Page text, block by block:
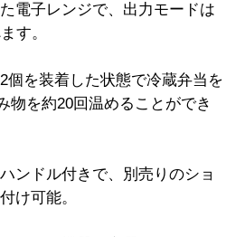
電子レンジで、出力モードは
す。
を装着した状態で冷蔵弁当を
物を約20回温めることができ
ンドル付きで、別売りのショ
け可能。